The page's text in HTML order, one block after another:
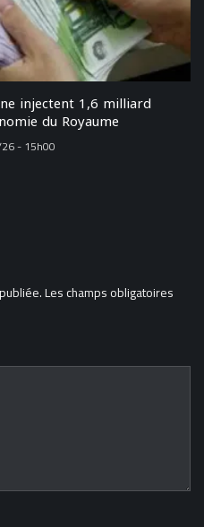
injectent 1,6 milliard
du Royaume
- 15h00
Les champs obligatoires